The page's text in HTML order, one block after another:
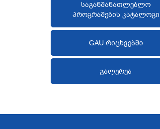
საგანმანათლებლო
პროგრამების კატალოგი
GAU რიცხვებში
გალერეა